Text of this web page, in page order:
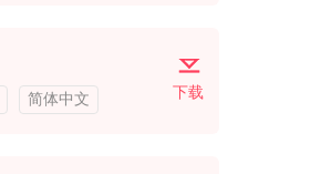
简体中文 下载